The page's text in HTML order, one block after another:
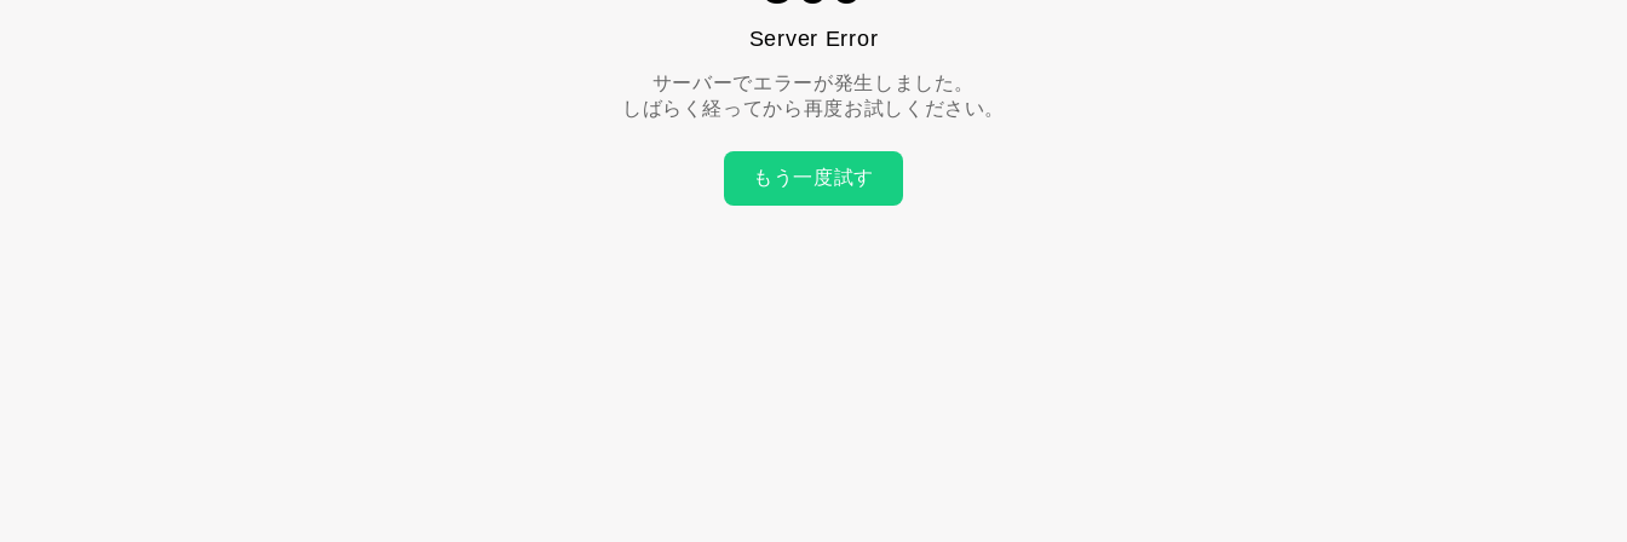
Server Error
サーバーでエラーが発生しました。
しばらく経ってから再度お試しください。
もう一度試す